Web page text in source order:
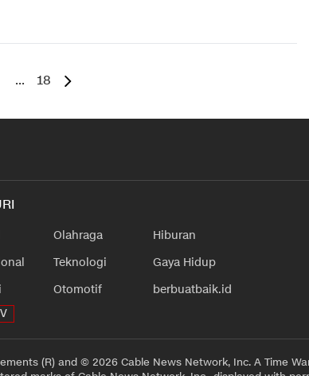
... 18
Olahraga
Teknologi
Otomotif
Hiburan
Gaya Hidup
berbuatbaik.id
(R) and © 2026 Cable News Network, Inc. A Time